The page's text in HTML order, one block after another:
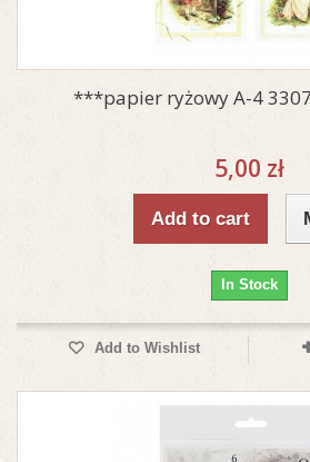
***papier ryżowy A-4
5,00 zł
Add to cart
In Stock
Add to Wishlist